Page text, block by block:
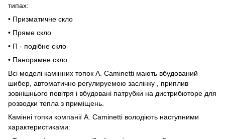
типах:
• Призматичне скло
• Пряме скло
• П - подібне скло
• Панорамне скло
Всі моделі камінних топок A. Caminetti мають вбудований
шибер, автоматично регулируемою заслінку , приплив
зовнішнього повітря і вбудовані патрубки на дистрибюторе для
розводки тепла з приміщень.
Камінні топки компанії A. Caminetti володіють наступними
характеристиками: